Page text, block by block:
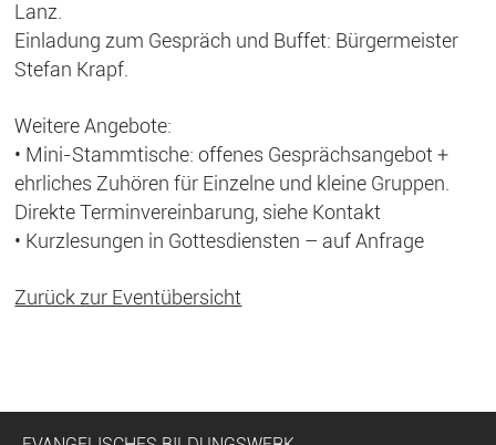
Lanz.
Einladung zum Gespräch und Buffet: Bürgermeister
Stefan Krapf.
Weitere Angebote:
• Mini-Stammtische: offenes Gesprächsangebot +
ehrliches Zuhören für Einzelne und kleine Gruppen.
Direkte Terminvereinbarung, siehe Kontakt
• Kurzlesungen in Gottesdiensten – auf Anfrage
Zurück zur Eventübersicht